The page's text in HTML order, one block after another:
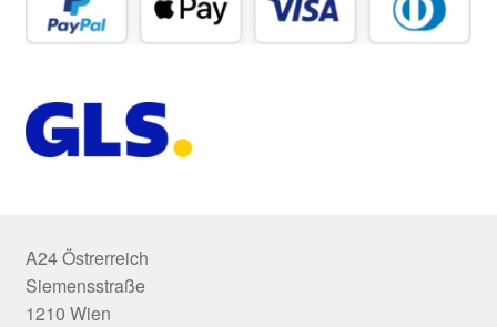
A24 Östrerreich
Siemensstraße
1210 Wien